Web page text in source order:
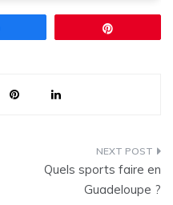
Quels sports faire en
Guadeloupe ?